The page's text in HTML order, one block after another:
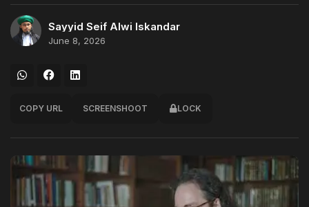
Sayyid Seif Alwi Iskandar
June 8, 2026
COPY URL SCREENSHOOT LOCK